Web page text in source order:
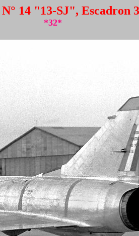
14 "13-SJ", Escadron
*32*